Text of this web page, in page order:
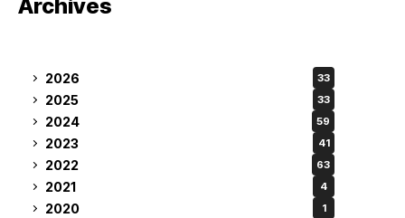
Archives
2026 33
2025 33
2024 59
2023 41
2022 63
2021 4
2020 1